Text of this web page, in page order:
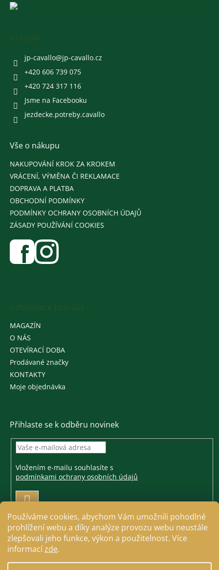
Používáme cookies, abychom Vám umožnili pohodlné
prohlížení webu a díky analýze provozu webu neustále
zlepšovali jeho funkce, výkon a použitelnost. Více
informacízde.
jp-cavallo@jp-cavallo.cz
+420 606 739 075
+420 724 317 116
Jsme na Facebooku
jezdecke.potreby.cavallo
Vše o nákupu
NAKUPOVÁNÍ KROK ZA KROKEM
VRÁCENÍ, VÝMĚNA ČI REKLAMACE
DOPRAVA A PLATBA
OBCHODNÍ PODMÍNKY
PODMÍNKY OCHRANY OSOBNÍCH ÚDAJŮ
ZÁSADY POUŽÍVÁNÍ COOKIES
MAGAZÍN
O NÁS
OTEVÍRACÍ DOBA
Prodávané značky
KONTAKTY
Moje objednávka
Přihlaste se k odběru novinek
Vložením e-mailu souhlasíte s
podmínkami ochrany osobních údajů
PŘIHLÁSIT